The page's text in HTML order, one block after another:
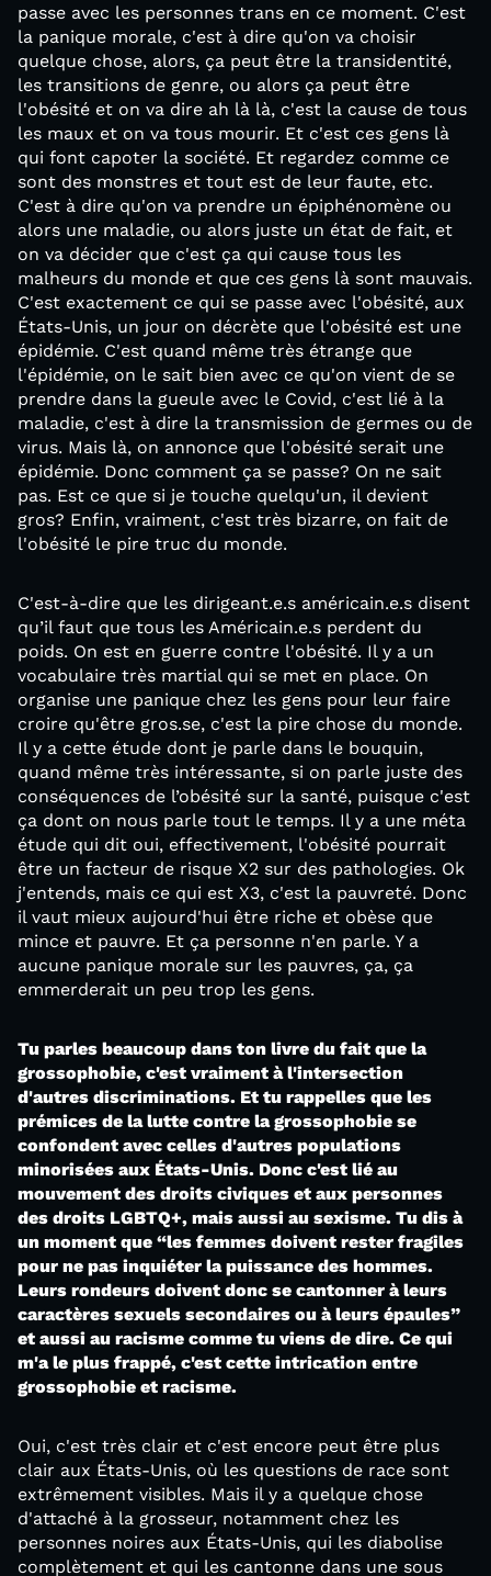
passe avec les personnes trans en ce moment. C'est
la panique morale, c'est à dire qu'on va choisir
quelque chose, alors, ça peut être la transidentité,
les transitions de genre, ou alors ça peut être
l'obésité et on va dire ah là là, c'est la cause de tous
les maux et on va tous mourir. Et c'est ces gens là
qui font capoter la société. Et regardez comme ce
sont des monstres et tout est de leur faute, etc.
C'est à dire qu'on va prendre un épiphénomène ou
alors une maladie, ou alors juste un état de fait, et
on va décider que c'est ça qui cause tous les
malheurs du monde et que ces gens là sont mauvais.
C'est exactement ce qui se passe avec l'obésité, aux
États-Unis, un jour on décrète que l'obésité est une
épidémie. C'est quand même très étrange que
l'épidémie, on le sait bien avec ce qu'on vient de se
prendre dans la gueule avec le Covid, c'est lié à la
maladie, c'est à dire la transmission de germes ou de
virus. Mais là, on annonce que l'obésité serait une
épidémie. Donc comment ça se passe? On ne sait
pas. Est ce que si je touche quelqu'un, il devient
gros? Enfin, vraiment, c'est très bizarre, on fait de
l'obésité le pire truc du monde.
C'est-à-dire que les dirigeant.e.s américain.e.s disent
qu’il faut que tous les Américain.e.s perdent du
poids. On est en guerre contre l'obésité. Il y a un
vocabulaire très martial qui se met en place. On
organise une panique chez les gens pour leur faire
croire qu'être gros.se, c'est la pire chose du monde.
Il y a cette étude dont je parle dans le bouquin,
quand même très intéressante, si on parle juste des
conséquences de l’obésité sur la santé, puisque c'est
ça dont on nous parle tout le temps. Il y a une méta
étude qui dit oui, effectivement, l'obésité pourrait
être un facteur de risque X2 sur des pathologies. Ok
j'entends, mais ce qui est X3, c'est la pauvreté. Donc
il vaut mieux aujourd'hui être riche et obèse que
mince et pauvre. Et ça personne n'en parle. Y a
aucune panique morale sur les pauvres, ça, ça
emmerderait un peu trop les gens.
Tu parles beaucoup dans ton livre du fait que la
grossophobie, c'est vraiment à l'intersection
d'autres discriminations. Et tu rappelles que les
prémices de la lutte contre la grossophobie se
confondent avec celles d'autres populations
minorisées aux États-Unis. Donc c'est lié au
mouvement des droits civiques et aux personnes
des droits LGBTQ+, mais aussi au sexisme. Tu dis à
un moment que “les femmes doivent rester fragiles
pour ne pas inquiéter la puissance des hommes.
Leurs rondeurs doivent donc se cantonner à leurs
caractères sexuels secondaires ou à leurs épaules”
et aussi au racisme comme tu viens de dire. Ce qui
m'a le plus frappé, c'est cette intrication entre
grossophobie et racisme.
Oui, c'est très clair et c'est encore peut être plus
clair aux États-Unis, où les questions de race sont
extrêmement visibles. Mais il y a quelque chose
d'attaché à la grosseur, notamment chez les
personnes noires aux États-Unis, qui les diabolise
complètement et qui les cantonne dans une sous